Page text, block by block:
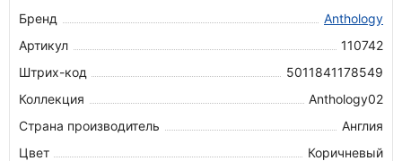
Бренд
Anthology
Артикул
110742
Штрих-код
5011841178549
Коллекция
Anthology02
Страна производитель
Англия
Цвет
Коричневый